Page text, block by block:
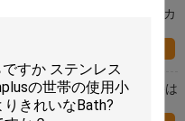
リットルの超音波清浄機械カ
業超音波清浄機械自動維持は